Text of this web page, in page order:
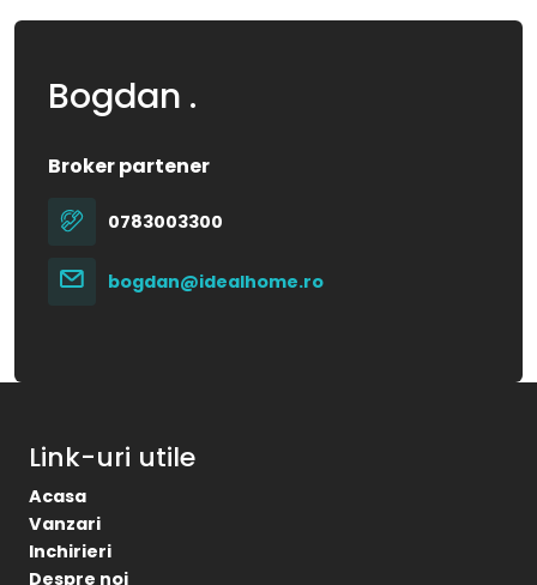
Bogdan .
Broker partener
0783003300
bogdan@idealhome.ro
Link-uri utile
Acasa
Vanzari
Inchirieri
Despre noi